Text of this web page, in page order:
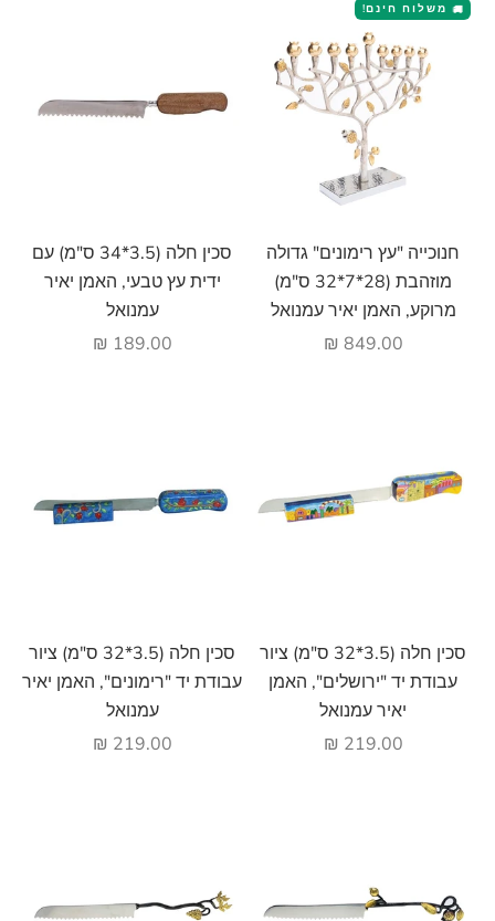
🚚 משלוח חינם!
הוסף לעגלה
חנוכייה "עץ רימונים" גדולה
מוזהבת (28*7*32 ס"מ)
מרוקע, האמן יאיר עמנואל
מחיר מבצע
849.00 ₪
הוסף לעגלה
סכין חלה (3.5*34 ס"מ) עם
ידית עץ טבעי, האמן יאיר
עמנואל
מחיר מבצע
189.00 ₪
הוסף לעגלה
סכין חלה (3.5*32 ס"מ) ציור
עבודת יד "ירושלים", האמן
יאיר עמנואל
מחיר מבצע
219.00 ₪
הוסף לעגלה
סכין חלה (3.5*32 ס"מ) ציור
עבודת יד "רימונים", האמן יאיר
עמנואל
מחיר מבצע
219.00 ₪